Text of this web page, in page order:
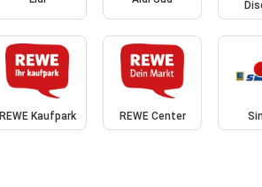
REWE Kaufpark REWE Center